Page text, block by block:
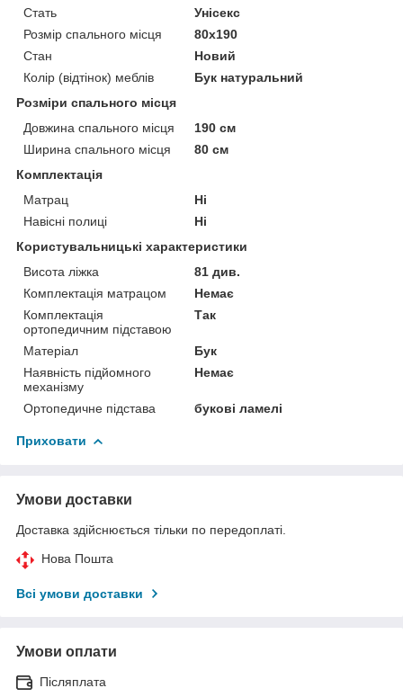
Стать
Унісекс
Розмір спального місця
80х190
Стан
Новий
Колір (відтінок) меблів
Бук натуральний
Розміри спального місця
Довжина спального місця
190 см
Ширина спального місця
80 см
Комплектація
Матрац
Ні
Навісні полиці
Ні
Користувальницькі характеристики
Висота ліжка
81 див.
Комплектація матрацом
Немає
Комплектація
ортопедичним підставою
Так
Матеріал
Бук
Наявність підйомного
механізму
Немає
Ортопедичне підстава букові ламелі
Приховати
Умови доставки
Доставка здійснюється тільки по передоплаті.
Нова Пошта
Всі умови доставки
Умови оплати
Післяплата